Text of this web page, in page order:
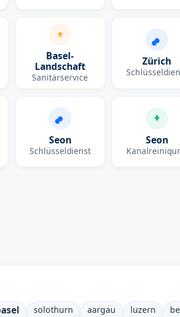
Basel-
Landschaft
Sanitärservice
Zürich
Seon
Schlüsseldienst
Seon
solothurn aargau luzern